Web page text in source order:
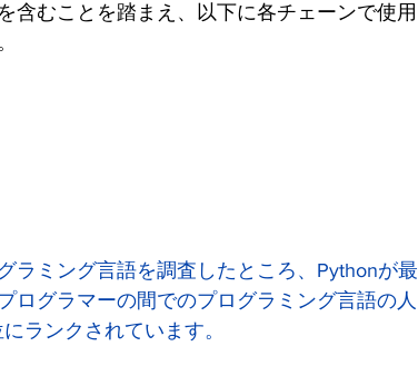
含むことを踏まえ、以下に各チェーンで使用
ラミング言語を調査したところ、Pythonが最
ログラマーの間でのプログラミング言語の人
ランクされています。